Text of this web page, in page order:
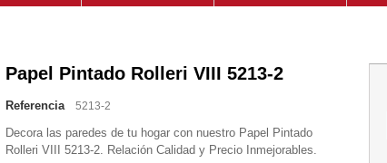
Papel Pintado Rolleri VIII 5213-2
Referencia 5213-2
Decora las paredes de tu hogar con nuestro Papel Pintado
Rolleri VIII 5213-2. Relación Calidad y Precio Inmejorables.